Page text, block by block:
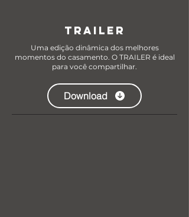
TRAILER
Uma edição dinâmica dos melhores
momentos do casamento. O TRAILER é ideal
para você compartilhar.
Download